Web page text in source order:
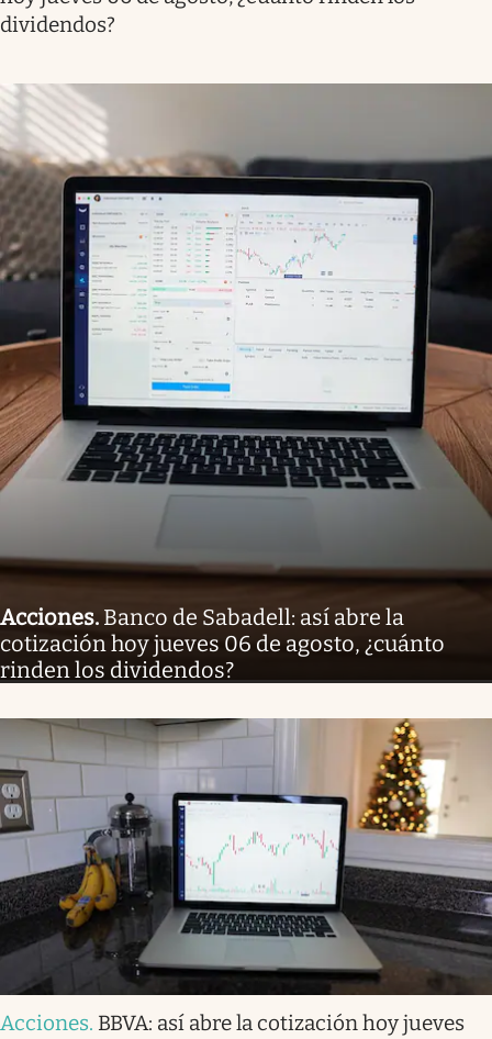
dividendos?
Acciones. Banco de Sabadell: así abre la
cotización hoy jueves 06 de agosto, ¿cuánto
rinden los dividendos?
Acciones. BBVA: así abre la cotización hoy jueves